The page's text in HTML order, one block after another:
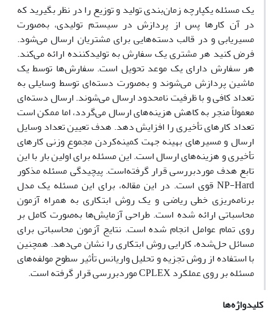
یک مسئله یکپارچه زمان‌بندی تولید و توزیع را در نظر بگیرید که
در آن کارها پس از پردازش در سیستم تولیدی، به‌صورت
مسیریابی و در قالب دسته‌هایی برای مشتریان ارسال می‌شود.
فرض کنید هر مشتری یک سفارش به تولیدکننده ارائه می‌کند.
هر سفارش دارای یک موعد تحویل است. سفارش‌ها توسط یک
ماشین پردازش می‌شوند و به‌صورت دسته‌ای توسط وسایلی به
تعداد کافی و با ظرفیت نامحدود ارسال می‌شوند. ارسال دسته‌ای
معمولاً منجر به کاهش هزینه‌های ارسال می‌گردد، اما ممکن است
تعداد کارهای تأخیری را افزایش دهد. هدف تعیین تعداد وسایل
ارسال و مسیرهای بهینه جهت کمینه‌کردن مجموع وزنی کارهای
تأخیری و هزینه‌های ارسال است. این مسئله برای اولین بار با این
تابع هدف موردبررسی قرار گرفته‌است. پیچیدگی مسئله مذکور
NP-Hard قوی است. در این مقاله، برای این مسئله یک مدل
برنامه‌ریزی خطی ریاضی و یک روش ابتکاری به همراه آزمون
محاسباتی ارائه شده است. طراحی آزمایش‌ها به‌صورت کامل بر
روی تمام عوامل انجام شده است. نتایج آزمون محاسباتی برای
مسائل حل‌شده، کارایی روش ابتکاری را نشان می‌دهد. همچنین
با استفاده از روش تجزیه و تحلیل واریانس تأثیر سطوح مولفه‌های
مسئله بر روی عملکرد CPLEX موردبررسی قرار گرفته است.
کلیدواژه‌ها